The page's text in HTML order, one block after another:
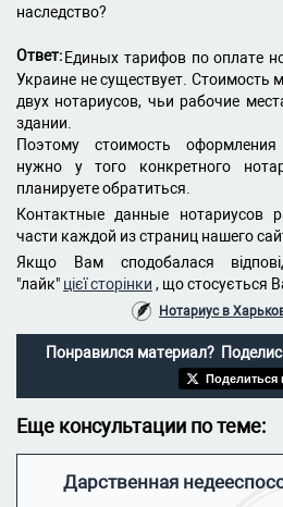
наследство?
Ответ: Единых тарифов по оплате
Украине не существует. Стоимость
двух нотариусов, чьи рабочие
здании.
Поэтому стоимость
нужно у того конкретного
планируете обратиться.
Контактные данные нотариусов
части каждой из страниц нашего
Якщо Вам сподобалася
"лайк" цієї сторінки , що стосується
Нотариус в
Понравился материал?
Поделиться
Еще консультации по теме:
Дарственная